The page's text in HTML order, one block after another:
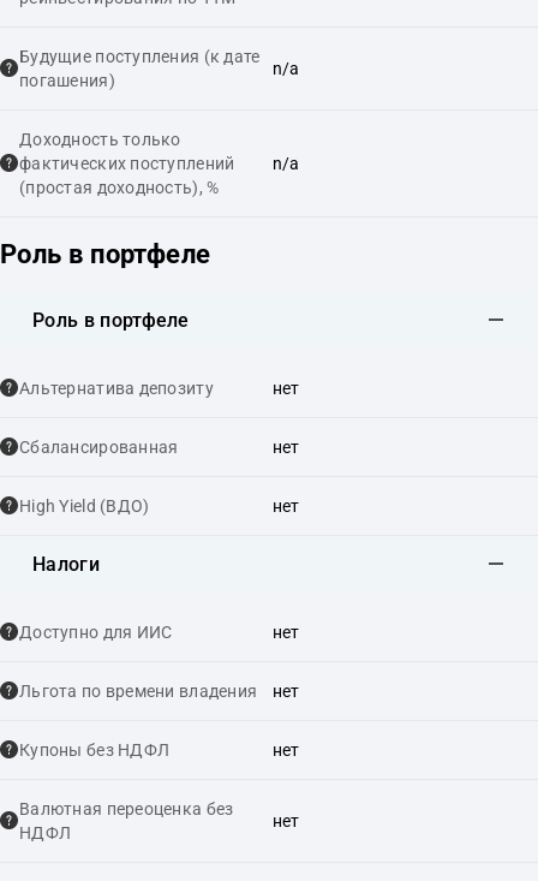
Будущие поступления (к дате
погашения)
n/a
Доходность только
фактических поступлений
(простая доходность), %
n/a
Роль в портфеле
Роль в портфеле
Альтернатива депозиту нет
Сбалансированная нет
High Yield (ВДО) нет
Налоги
Доступно для ИИС нет
Льгота по времени владения нет
Купоны без НДФЛ нет
Валютная переоценка без
НДФЛ
нет